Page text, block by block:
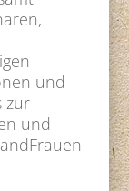
und
zur
und